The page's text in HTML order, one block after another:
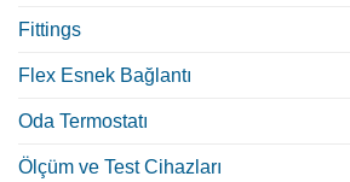
Fittings
Flex Esnek Bağlantı
Oda Termostatı
Ölçüm ve Test Cihazları